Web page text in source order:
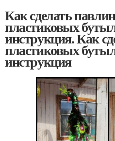
Как сделать
пластиковых
инструкция. Как
пластиковых
инструкция